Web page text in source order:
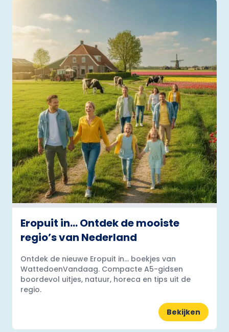
Eropuit in… Ontdek de mooiste
regio’s van Nederland
Ontdek de nieuwe Eropuit in... boekjes van
WattedoenVandaag. Compacte A5-gidsen
boordevol uitjes, natuur, horeca en tips uit de
regio.
Bekijken